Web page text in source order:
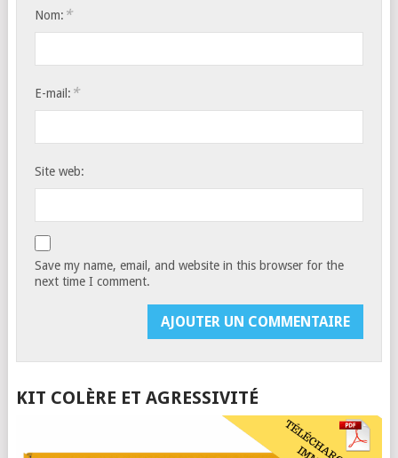
Nom: *
E-mail: *
Site web:
Save my name, email, and website in this browser for the
next time I comment.
KIT COLÈRE ET AGRESSIVITÉ